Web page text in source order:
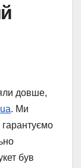
довше,
. Ми
гарантуємо
був